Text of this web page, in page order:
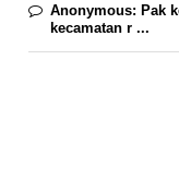
Anonymous: Pak
kecamatan r ...